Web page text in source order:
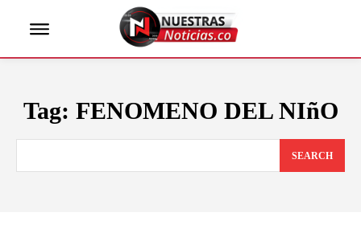
Tag: FENOMENO DEL NIñO
SEARCH